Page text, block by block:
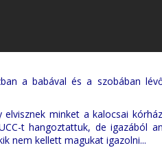
a babával és a szobában
minket a kalocsai
t hangoztattuk, de igazából
nem kellett magukat igazolni...